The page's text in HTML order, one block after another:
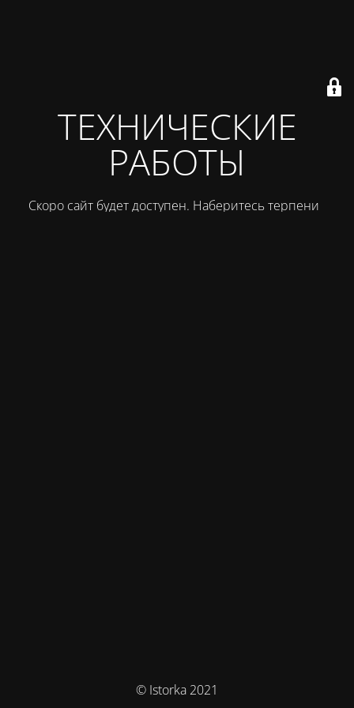
ТЕХНИЧЕСКИЕ
РАБОТЫ
Скоро сайт будет доступен. Наберитесь терпения
© Istorka 2021